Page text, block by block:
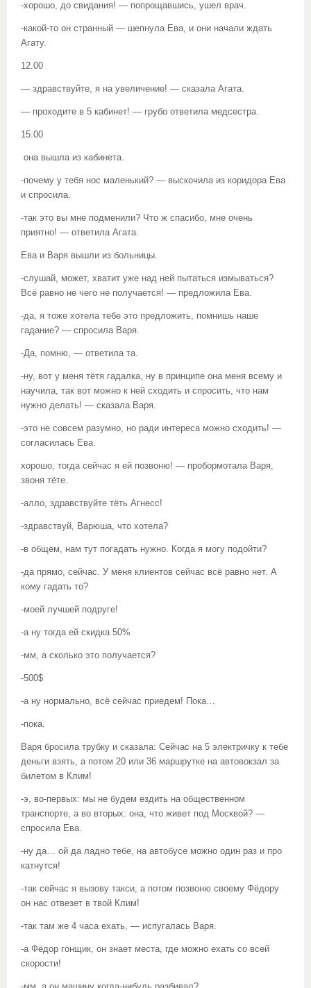
-хорошо, до свидания! — попрощавшись, ушел врач.
-какой-то он странный — шепнула Ева, и они начали ждать
Агату.
12.00
— здравствуйте, я на увеличение! — сказала Агата.
— проходите в 5 кабинет! — грубо ответила медсестра.
15.00
она вышла из кабинета.
-почему у тебя нос маленький? — выскочила из коридора Ева
и спросила.
-так это вы мне подменили? Что ж спасибо, мне очень
приятно! — ответила Агата.
Ева и Варя вышли из больницы.
-слушай, может, хватит уже над ней пытаться измываться?
Всё равно не чего не получается! — предложила Ева.
-да, я тоже хотела тебе это предложить, помнишь наше
гадание? — спросила Варя.
-Да, помню, — ответила та.
-ну, вот у меня тётя гадалка, ну в принципе она меня всему и
научила, так вот можно к ней сходить и спросить, что нам
нужно делать! — сказала Варя.
-это не совсем разумно, но ради интереса можно сходить! —
согласилась Ева.
хорошо, тогда сейчас я ей позвоню! — пробормотала Варя,
звоня тёте.
-алло, здравствуйте тёть Агнесс!
-здравствуй, Варюша, что хотела?
-в общем, нам тут погадать нужно. Когда я могу подойти?
-да прямо, сейчас. У меня клиентов сейчас всё равно нет. А
кому гадать то?
-моей лучшей подруге!
-а ну тогда ей скидка 50%
-мм, а сколько это получается?
-500$
-а ну нормально, всё сейчас приедем! Пока…
-пока.
Варя бросила трубку и сказала: Сейчас на 5 электричку к тебе
деньги взять, а потом 20 или 36 маршрутке на автовокзал за
билетом в Клим!
-э, во-первых: мы не будем ездить на общественном
транспорте, а во вторых: она, что живет под Москвой? —
спросила Ева.
-ну да… ой да ладно тебе, на автобусе можно один раз и про
катнутся!
-так сейчас я вызову такси, а потом позвоню своему Фёдору
он нас отвезет в твой Клим!
-так там же 4 часа ехать, — испугалась Варя.
-а Фёдор гонщик, он знает места, где можно ехать со всей
скорости!